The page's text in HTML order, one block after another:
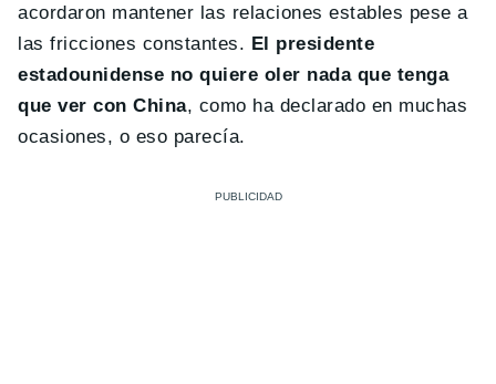
acordaron mantener las relaciones estables pese a
las fricciones constantes. El presidente
estadounidense no quiere oler nada que tenga
que ver con China, como ha declarado en muchas
ocasiones, o eso parecía.